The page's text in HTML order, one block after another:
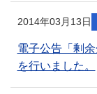
2014年03月13日
電子公告「剰
を行いました。
新規ウィンドウ